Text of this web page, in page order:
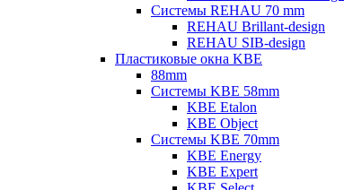
Системы REHAU 70 mm
REHAU Brillant-design
REHAU SIB-design
Пластиковые окна KBE
88mm
Системы KBE 58mm
KBE Etalon
KBE Object
Системы KBE 70mm
KBE Energy
KBE Expert